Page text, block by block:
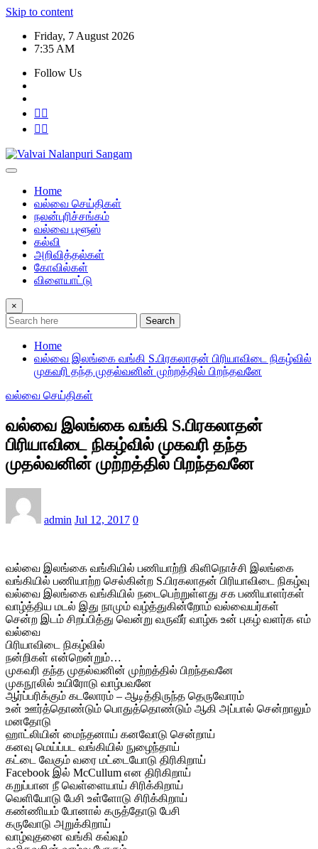
Skip to content
Friday, 7 August 2026
7:35 AM
Follow Us
Home
வல்வை செய்திகள்
நலன்புரிச்சங்கம்
வல்வை புளூஸ்
கல்வி
அறிவித்தல்கள்
கோவில்கள்
விளையாட்டு
×
Search
Home
வல்வை இலங்கை வங்கி S.பிரகலாதன் பிரியாவிடை நிகழ்வில்
முகவரி தந்த முதல்வனின் முற்றத்தில் பிறந்தவனே
வல்வை செய்திகள்
வல்வை இலங்கை வங்கி S.பிரகலாதன்
பிரியாவிடை நிகழ்வில் முகவரி தந்த
முதல்வனின் முற்றத்தில் பிறந்தவனே
admin Jul 12, 2017 0
வல்வை இலங்கை வங்கியில் பணியாற்றி கிளிநொச்சி இலங்கை
வங்கியில் பணியாற்ற செல்கின்ற S.பிரகலாதன் பிரியாவிடை நிகழ்வு
வல்வை இலங்கை வங்கியில் நடைபெற்றுள்ளது சக பணியாளர்கள்
வாழ்த்திய மடல் இது நாமும் வழ்த்துகின்றோம் வல்வையர்கள்
சென்ற இடம் சிறப்பித்து வென்று வருவீர் வாழ்க உன் புகழ் வளர்க எம்
வல்வை
பிரியாவிடை நிகழ்வில்
நன்றிகள் என்றென்றும்…
முகவரி தந்த முதல்வனின் முற்றத்தில் பிறந்தவனே
முகநூலில் உயிரோடு வாழ்பவனே
ஆர்ப்பரிக்கும் கடலோரம் – ஆடித்திருந்த தெருவோரம்
உன் ஊர்த்தொண்டும் பொதுத்தொண்டும் ஆகி அப்பால் சென்றாலும்
மனதோடு
ஹாட்லியின் மைந்தனாய் கனவோடு சென்றாய்
கனவு மெய்ப்பட வங்கியில் நுழைந்தாய்
கட்டை வேகும் வரை மட்டையோடு திரிகிறாய்
Facebook இல் McCullum என திரிகிறாய்
கறுப்பான நீ வெள்ளையாய் சிரிக்கிறாய்
வெளியோடு பேசி உள்ளோடு சிரிக்கிறாய்
கண்ணியம் போனால் கருத்தோடு பேசி
கருவோடு அறுக்கிறாய்
வாழ்வுதனை வங்கி கவ்வும்